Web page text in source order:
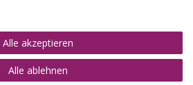
2026 | Alle Rechte vorbehalten.
Alle akzeptieren
Alle ablehnen